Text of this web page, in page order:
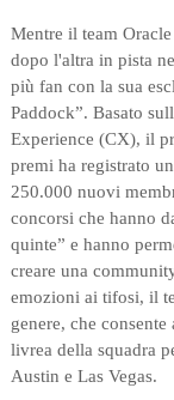
Mentre il team
dopo l'altra in pista
più fan con la sua
Paddock”. Basato
Experience (CX), il
premi ha registrato
250.000 nuovi
concorsi che hanno
quinte” e hanno
creare una
emozioni ai tifosi, il
genere, che
livrea della squadra
Austin e Las Vegas.